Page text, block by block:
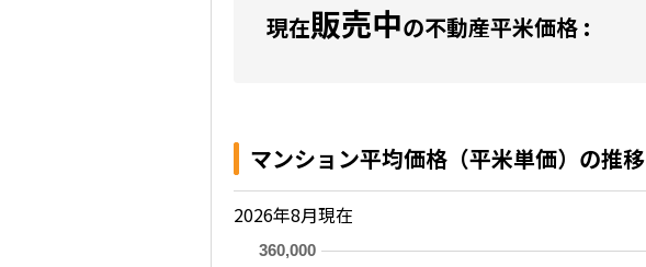
現在販売中の不動産平米価格 :
マンション平均価格（平米単価）の推移
2026年8月現在
360,000